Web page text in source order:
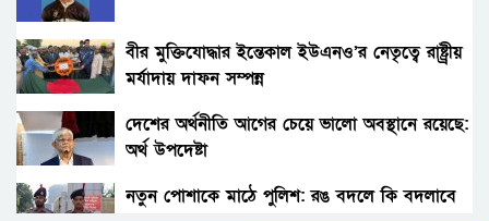
বীর মুক্তিযোদ্ধার ইন্তেকাল ইউএনও’র নেতৃত্বে রাষ্ট্র্রীয়
মর্যাদায় দাফন সম্পন্ন
দেশের অর্থনীতি আগের চেয়ে ভালো অবস্থানে রয়েছে:
অর্থ উপদেষ্টা
নতুন পোশাকে মাঠে পুলিশ: রঙ বদলে কি বদলাবে